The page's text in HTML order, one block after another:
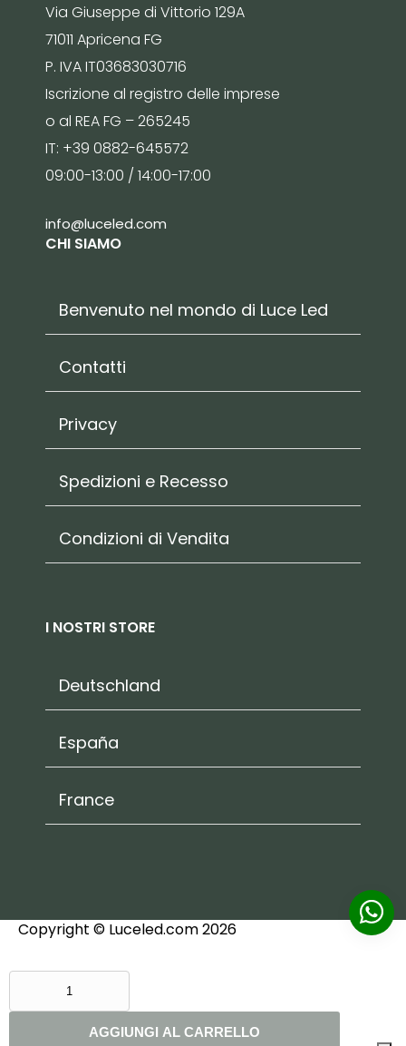
AGGIUNGI AL CARRELLO
Via Giuseppe di Vittorio 129A
71011 Apricena FG
P. IVA IT03683030716
Iscrizione al registro delle imprese
o al REA FG – 265245
IT: +39 0882-645572
09:00-13:00 / 14:00-17:00
info@luceled.com
CHI SIAMO
Benvenuto nel mondo di Luce Led
Contatti
Privacy
Spedizioni e Recesso
Condizioni di Vendita
I NOSTRI STORE
Deutschland
España
France
Copyright © Luceled.com 2026